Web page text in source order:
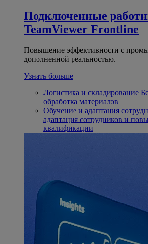
Подключенные
TeamViewer Frontline
Повышение эффективности с
дополненной реальностью.
Узнать больше
Логистика и складирование
обработка материалов
Обучение и адаптация
адаптация сотрудников и
квалификации